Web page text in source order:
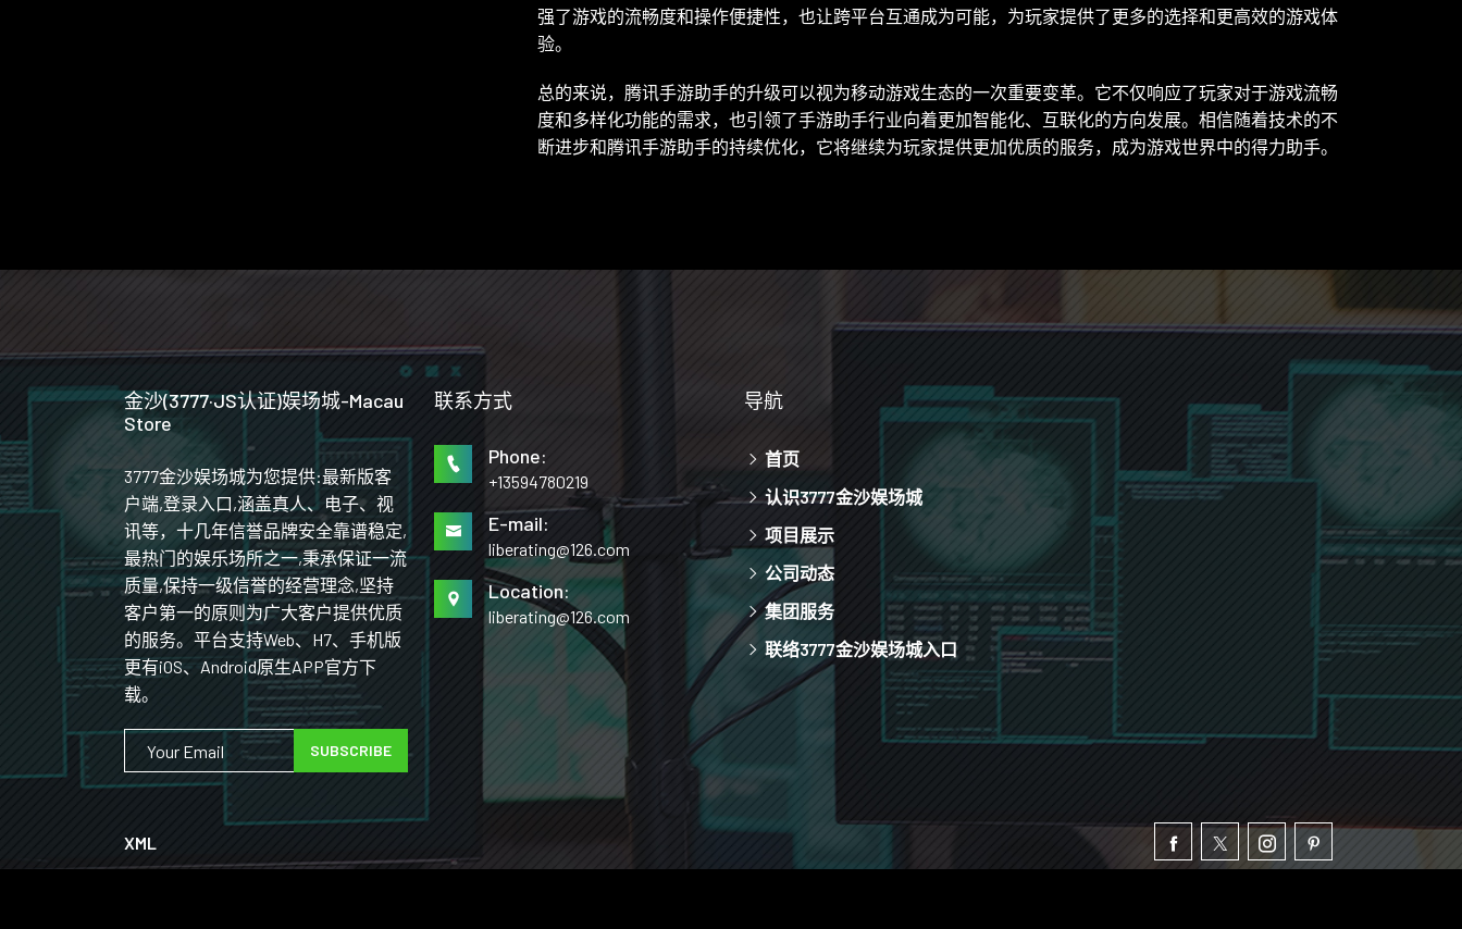
强了游戏的流畅度和操作便捷性，也让跨平台互通成为可能，为玩家提供了更多的选择和更高效的游戏体
验。
总的来说，腾讯手游助手的升级可以视为移动游戏生态的一次重要变革。它不仅响应了玩家对于游戏流畅
度和多样化功能的需求，也引领了手游助手行业向着更加智能化、互联化的方向发展。相信随着技术的不
断进步和腾讯手游助手的持续优化，它将继续为玩家提供更加优质的服务，成为游戏世界中的得力助手。
金沙(3777·JS认证)娱场城-Macau
Store
3777金沙娱场城为您提供:最新版客
户端,登录入口,涵盖真人、电子、视
讯等，十几年信誉品牌安全靠谱稳定,
最热门的娱乐场所之一,秉承保证一流
质量,保持一级信誉的经营理念,坚持
客户第一的原则为广大客户提供优质
的服务。平台支持Web、H7、手机版
更有iOS、Android原生APP官方下
载。
SUBSCRIBE
联系方式
Phone:
+13594780219
E-mail:
liberating@126.com
Location:
liberating@126.com
导航
首页
认识3777金沙娱场城
项目展示
公司动态
集团服务
联络3777金沙娱场城入口
XML